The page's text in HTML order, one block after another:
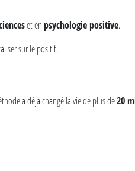
et enpsychologie positive.
sur le positif.
a déjà changé la vie de plus de20